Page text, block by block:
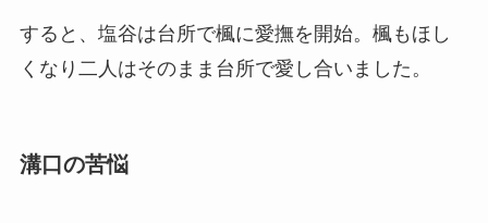
すると、塩谷は台所で楓に愛撫を開始。楓もほし
くなり二人はそのまま台所で愛し合いました。
溝口の苦悩